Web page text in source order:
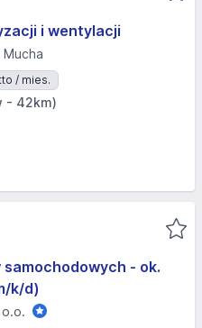
i wentylacji
/ mies.
- 42km)
- ok.
k/d)